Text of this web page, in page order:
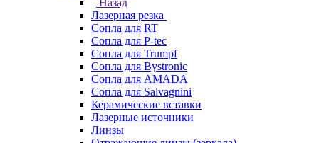
Назад
Лазерная резка
Сопла для RT
Сопла для P-tec
Сопла для Trumpf
Сопла для Bystronic
Сопла для AMADA
Сопла для Salvagnini
Керамические вставки
Лазерные источники
Линзы